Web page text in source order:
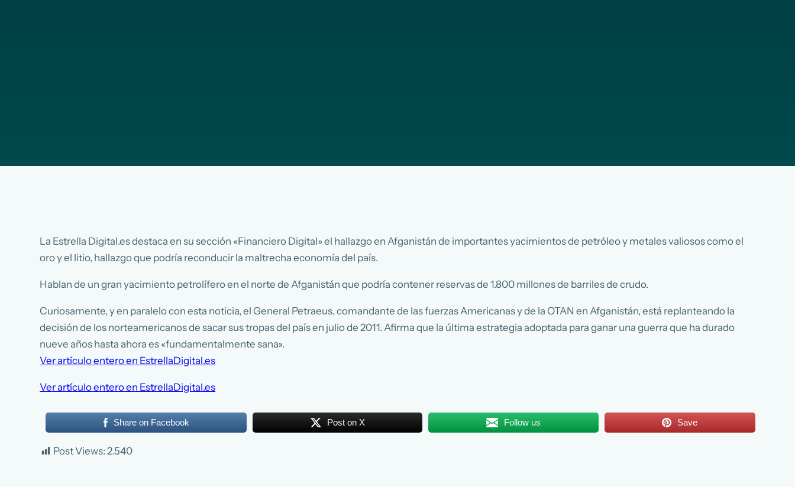
La Estrella Digital.es destaca en su sección «Financiero Digital» el hallazgo en Afganistán de importantes yacimientos de petróleo y metales valiosos como el
oro y el litio, hallazgo que podría reconducir la maltrecha economía del país.
Hablan de un gran yacimiento petrolífero en el norte de Afganistán que podría contener reservas de 1.800 millones de barriles de crudo.
Curiosamente, y en paralelo con esta noticia, el General Petraeus, comandante de las fuerzas Americanas y de la OTAN en Afganistán, está replanteando la
decisión de los norteamericanos de sacar sus tropas del país en julio de 2011. Afirma que la última estrategia adoptada para ganar una guerra que ha durado
nueve años hasta ahora es «fundamentalmente sana».
Ver artículo entero en EstrellaDigital.es
Ver artículo entero en EstrellaDigital.es
Share on Facebook Post on X Follow us Save
Post Views: 2.540